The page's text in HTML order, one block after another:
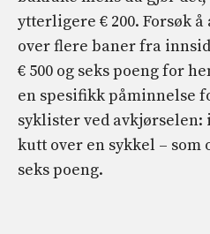
ytterligere € 200. Forsøk
over flere baner fra
€ 500 og seks poeng for
en spesifikk påminnelse
syklister ved avkjørselen:
kutt over en sykkel – som
seks poeng.